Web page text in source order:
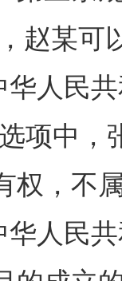
，赵某
人民
项中
权，不
人民